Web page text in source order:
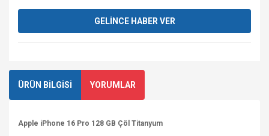
GELİNCE HABER VER
ÜRÜN BİLGİSİ YORUMLAR
Apple iPhone 16 Pro 128 GB Çöl Titanyum